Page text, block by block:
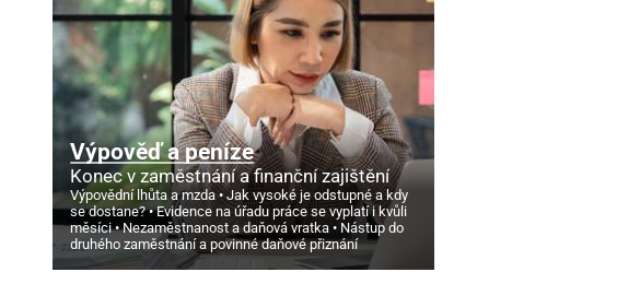
Výpověď a peníze
Konec v zaměstnání a finanční zajištění
Výpovědní lhůta a mzda
Jak vysoké je odstupné a kdy
se dostane?
Evidence na úřadu práce se vyplatí i kvůli
měsíci
Nezaměstnanost a daňová vratka
Nástup do
druhého zaměstnání a povinné daňové přiznání